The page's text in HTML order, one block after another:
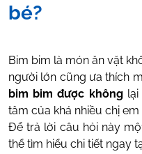
bé?
Tác Giả: Nguyễn Thị Hiền
Thị Hậu
Bim bim là món ăn vặt
người lớn cũng ưa thích
bim bim được khônglại
tâm của khá nhiều chị
Để trả lời câu hỏi này
thể tìm hiểu chi tiết ngay